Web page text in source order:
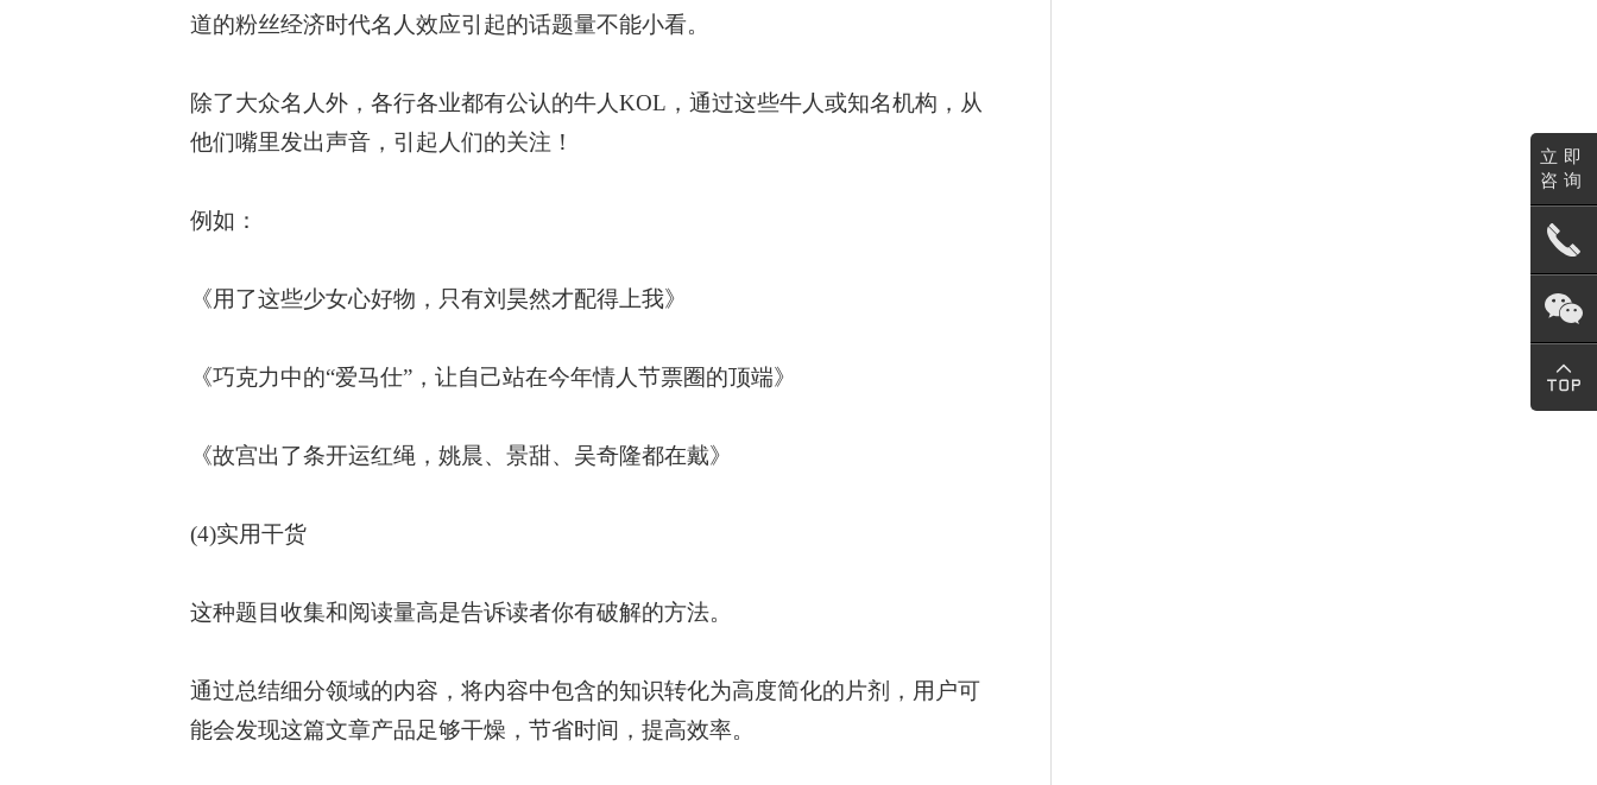
道的粉丝经济时代名人效应引起的话题量不能小看。
除了大众名人外，各行各业都有公认的牛人KOL，通过这些牛人或知名机构，从
他们嘴里发出声音，引起人们的关注！
例如：
《用了这些少女心好物，只有刘昊然才配得上我》
《巧克力中的“爱马仕”，让自己站在今年情人节票圈的顶端》
《故宫出了条开运红绳，姚晨、景甜、吴奇隆都在戴》
(4)实用干货
这种题目收集和阅读量高是告诉读者你有破解的方法。
通过总结细分领域的内容，将内容中包含的知识转化为高度简化的片剂，用户可
能会发现这篇文章产品足够干燥，节省时间，提高效率。
立即
咨询